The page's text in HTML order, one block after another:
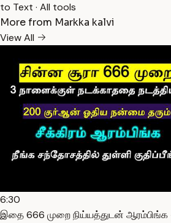
to Text · All tools
More from Markka kalvi
View All
6:30
இதை 666 முறை நிய்யத்துடன்